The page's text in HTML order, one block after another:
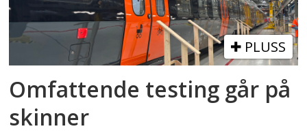
PLUSS
Omfattende testing går på
skinner